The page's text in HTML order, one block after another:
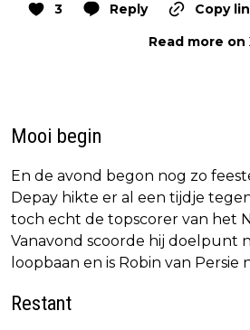
3 Reply
Copy
Read more on
Mooi begin
En de avond begon nog zo
Depay hikte er al een tijdje
toch echt de topscorer van het
Vanavond scoorde hij doelpunt
loopbaan en is Robin van Persie
Restant